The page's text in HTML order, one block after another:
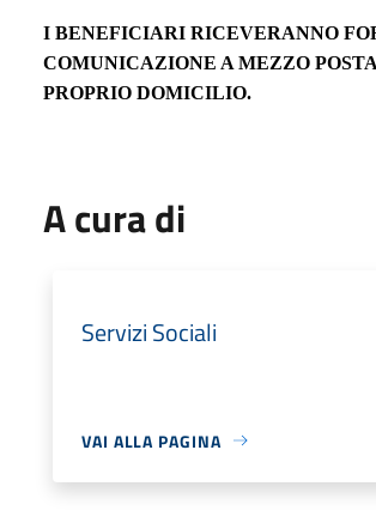
I BENEFICIARI RICEVERANNO
COMUNICAZIONE A MEZZO
PROPRIO DOMICILIO.
A cura di
Servizi Sociali
VAI ALLA PAGINA